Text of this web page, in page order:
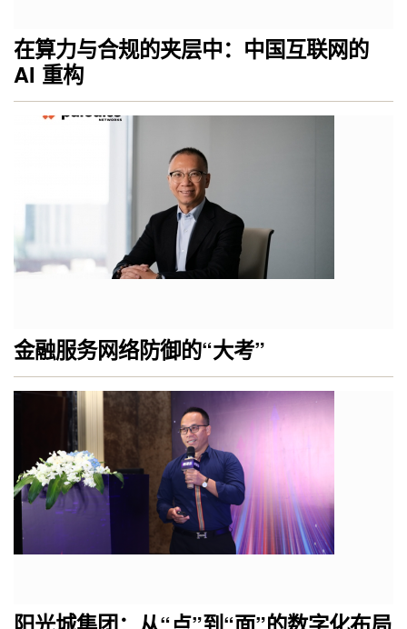
在算力与合规的夹层中：中国互联网的
AI 重构
金融服务网络防御的“大考”